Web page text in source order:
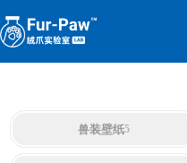
to
content
兽装壁纸5